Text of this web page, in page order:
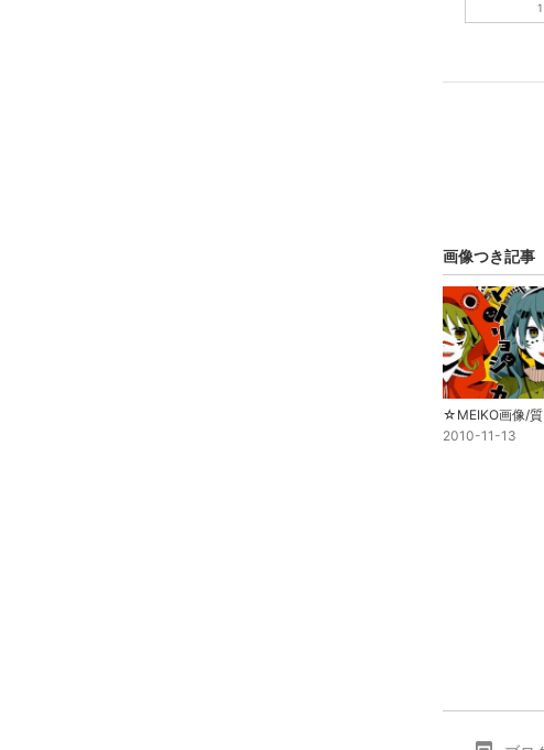
1
画像つき記事
2010-11-13